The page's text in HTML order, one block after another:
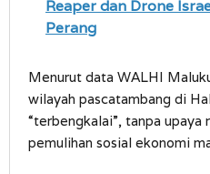
Reaper dan Drone
Perang
Menurut data WALHI
wilayah pascatambang di
“terbengkalai”, tanpa
pemulihan sosial ekonomi